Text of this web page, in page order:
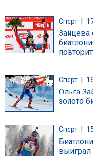
Спорт
Зайцева
Спорт
Ольга
золото
Спорт |
выиграл